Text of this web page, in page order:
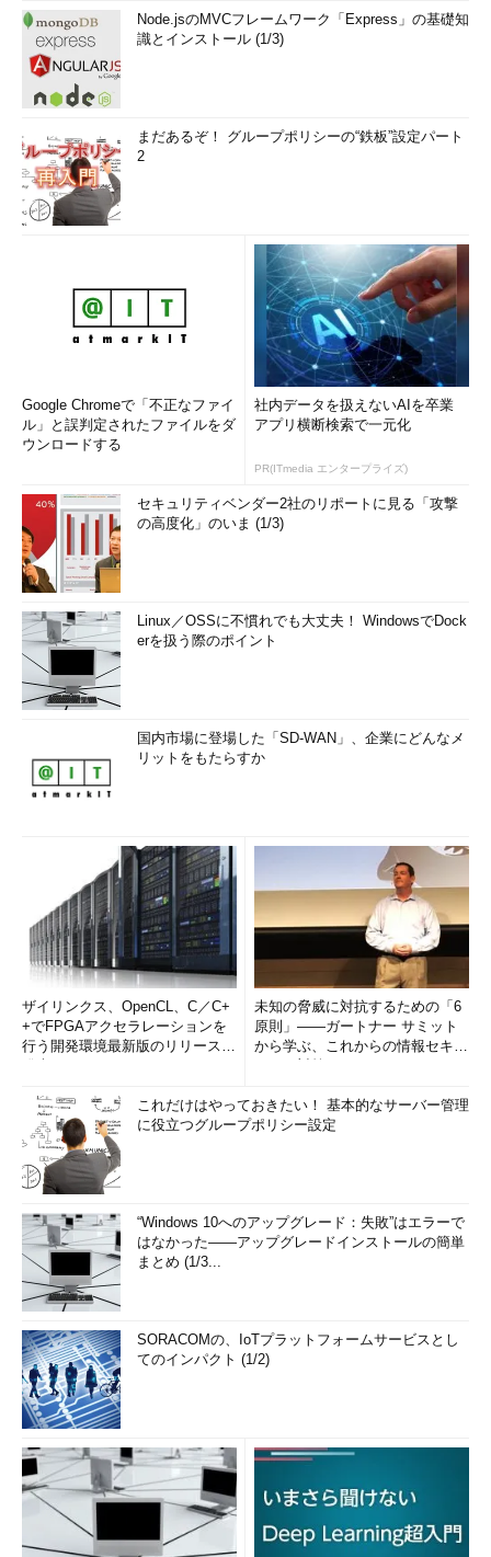
Node.jsのMVCフレームワーク「Express」の基礎知
識とインストール (1/3)
まだあるぞ！ グループポリシーの“鉄板”設定パート
2
Google Chromeで「不正なファイ
ル」と誤判定されたファイルをダ
ウンロードする
社内データを扱えないAIを卒業
アプリ横断検索で一元化
PR(ITmedia エンタープライズ)
セキュリティベンダー2社のリポートに見る「攻撃
の高度化」のいま (1/3)
Linux／OSSに不慣れでも大丈夫！ WindowsでDock
erを扱う際のポイント
国内市場に登場した「SD-WAN」、企業にどんなメ
リットをもたらすか
ザイリンクス、OpenCL、C／C+
+でFPGAアクセラレーションを
行う開発環境最新版のリリースを
未知の脅威に対抗するための「6
原則」――ガートナー サミット
から学ぶ、これからの情報セキュ
これだけはやっておきたい！ 基本的なサーバー管理
に役立つグループポリシー設定
“Windows 10へのアップグレード：失敗”はエラーで
はなかった――アップグレードインストールの簡単
まとめ (1/3...
SORACOMの、IoTプラットフォームサービスとし
てのインパクト (1/2)